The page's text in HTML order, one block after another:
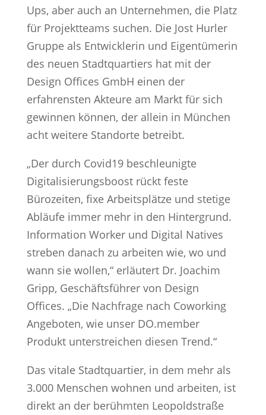
Ups, aber auch an Unternehmen, die Platz
für Projektteams suchen. Die Jost Hurler
Gruppe als Entwicklerin und Eigentümerin
des neuen Stadtquartiers hat mit der
Design Offices GmbH einen der
erfahrensten Akteure am Markt für sich
gewinnen können, der allein in München
acht weitere Standorte betreibt.
„Der durch Covid19 beschleunigte
Digitalisierungsboost rückt feste
Bürozeiten, fixe Arbeitsplätze und stetige
Abläufe immer mehr in den Hintergrund.
Information Worker und Digital Natives
streben danach zu arbeiten wie, wo und
wann sie wollen,“ erläutert Dr. Joachim
Gripp, Geschäftsführer von Design
Offices. „Die Nachfrage nach Coworking
Angeboten, wie unser DO.member
Produkt unterstreichen diesen Trend.“
Das vitale Stadtquartier, in dem mehr als
3.000 Menschen wohnen und arbeiten, ist
direkt an der berühmten Leopoldstraße